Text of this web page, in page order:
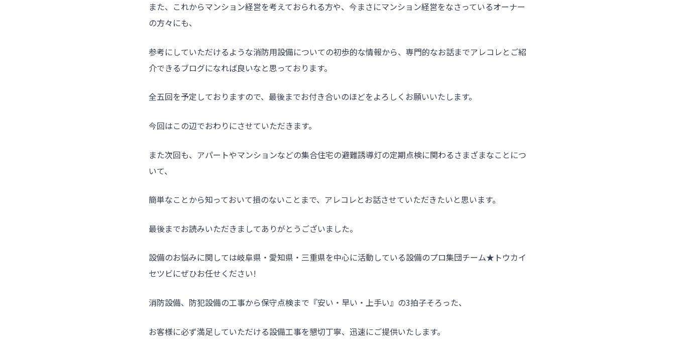
また、これからマンション経営を考えておられる方や、今まさにマンション経営をなさっているオーナー
の方々にも、
参考にしていただけるような消防用設備についての初歩的な情報から、専門的なお話までアレコレとご紹
介できるブログになれば良いなと思っております。
全五回を予定しておりますので、最後までお付き合いのほどをよろしくお願いいたします。
今回はこの辺でおわりにさせていただきます。
また次回も、アパートやマンションなどの集合住宅の避難誘導灯の定期点検に関わるさまざまなことにつ
いて、
簡単なことから知っておいて損のないことまで、アレコレとお話させていただきたいと思います。
最後までお読みいただきましてありがとうございました。
設備のお悩みに関しては岐阜県・愛知県・三重県を中心に活動している設備のプロ集団チーム★トウカイ
セツビにぜひお任せください!
消防設備、防犯設備の工事から保守点検まで『安い・早い・上手い』の3拍子そろった、
お客様に必ず満足していただける設備工事を懇切丁寧、迅速にご提供いたします。